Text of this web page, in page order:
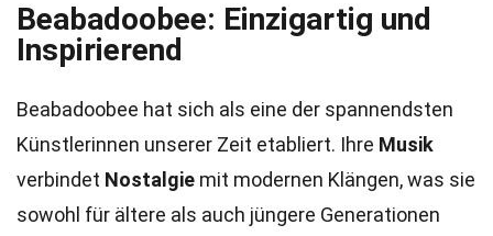
Beabadoobee: Einzigartig und
Inspirierend
Beabadoobee hat sich als eine der spannendsten
Künstlerinnen unserer Zeit etabliert. Ihre Musik
verbindet Nostalgie mit modernen Klängen, was sie
sowohl für ältere als auch jüngere Generationen